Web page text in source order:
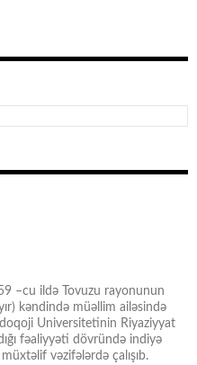
–cu ildə Tovuzu rayonunun
kəndində müəllim ailəsində
Universitetinin Riyaziyyat
fəaliyyəti dövründə indiyə
vəzifələrdə çalışıb.